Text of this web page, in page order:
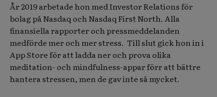
År 2019 arbetade hon med Investor Relations för
bolag på Nasdaq och Nasdaq First North. Alla
finansiella rapporter och pressmeddelanden
medförde mer och mer stress. Till slut gick hon in i
App Store för att ladda ner och prova olika
meditation- och mindfulness-appar förr att bättre
hantera stressen, men de gav inte så mycket.